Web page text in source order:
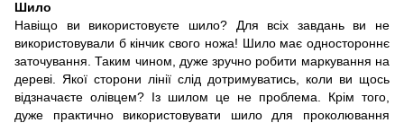
Шило
Навіщо ви використовуєте шило? Для всіх завдань ви не
використовували б кінчик свого ножа! Шило має одностороннє
заточування. Таким чином, дуже зручно робити маркування на
дереві. Якої сторони лінії слід дотримуватись, коли ви щось
відзначаєте олівцем? Із шилом це не проблема. Крім того,
дуже практично використовувати шило для проколювання